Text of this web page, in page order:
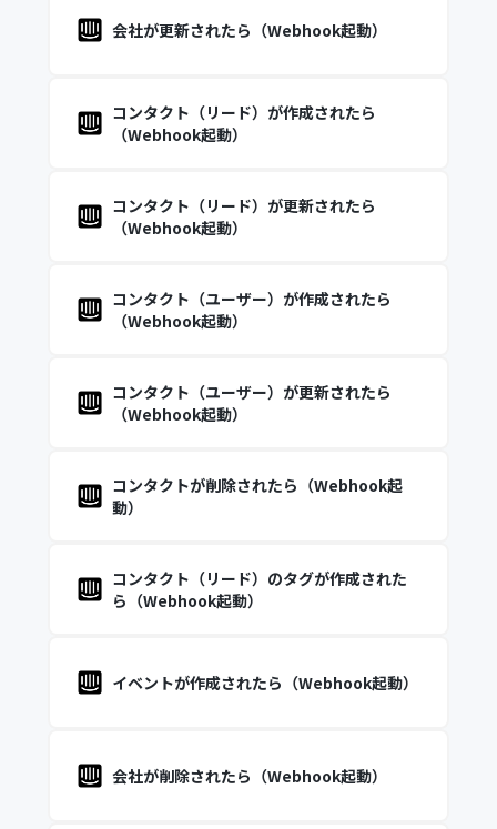
会社が更新されたら（Webhook起動）
コンタクト（リード）が作成されたら
（Webhook起動）
コンタクト（リード）が更新されたら
（Webhook起動）
コンタクト（ユーザー）が作成されたら
（Webhook起動）
コンタクト（ユーザー）が更新されたら
（Webhook起動）
コンタクトが削除されたら（Webhook起
動）
コンタクト（リード）のタグが作成された
ら（Webhook起動）
イベントが作成されたら（Webhook起動）
会社が削除されたら（Webhook起動）